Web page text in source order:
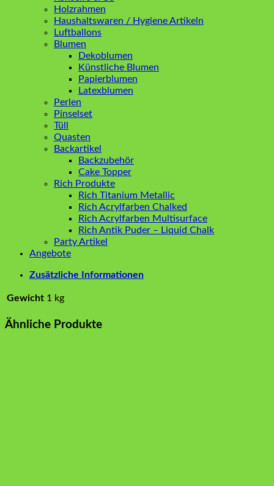
Holzrahmen
Haushaltswaren / Hygiene Artikeln
Luftballons
Blumen
Dekoblumen
Künstliche Blumen
Papierblumen
Latexblumen
Perlen
Pinselset
Tüll
Quasten
Backartikel
Backzubehör
Cake Topper
Rich Produkte
Rich Titanium Metallic
Rich Acrylfarben Chalked
Rich Acrylfarben Multisurface
Rich Antik Puder – Liquid Chalk
Party Artikel
Angebote
Zusätzliche Informationen
Gewicht 1 kg
Ähnliche Produkte